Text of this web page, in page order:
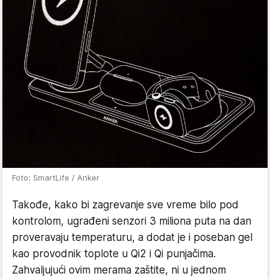
Foto: SmartLife / Anker
Takođe, kako bi zagrevanje sve vreme bilo pod
kontrolom, ugrađeni senzori 3 miliona puta na dan
proveravaju temperaturu, a dodat je i poseban gel
kao provodnik toplote u Qi2 i Qi punjačima.
Zahvaljujući ovim merama zaštite, ni u jednom